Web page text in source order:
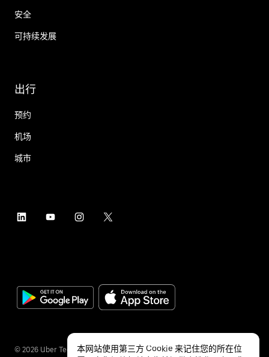
安全
可持续发展
出行
预约
机场
城市
© 2026 Uber Technologies Inc.
本网站使用第三方 Cookie 来记住您的所在位